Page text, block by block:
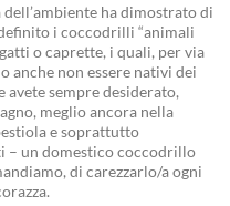
ha dimostrato di
i coccodrilli “animali
o caprette, i quali, per via
anche non essere nativi dei
avete sempre desiderato,
meglio ancora nella
e soprattutto
– un domestico coccodrillo
di carezzarlo/a ogni